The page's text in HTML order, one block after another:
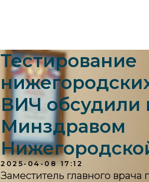
Тестирование
ВИЧ обсудили
Минздравом
2025-04-08 17:12
Заместитель главного